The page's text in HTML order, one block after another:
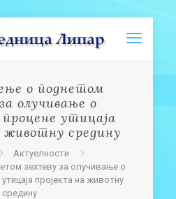
о поднетом
олучивање о
утицаја
животну средину
Актуелности
зехтеву за олучивање о
пројекта на животну
средину